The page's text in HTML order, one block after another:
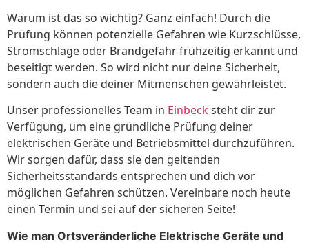
Warum ist das so wichtig? Ganz einfach! Durch die
Prüfung können potenzielle Gefahren wie Kurzschlüsse,
Stromschläge oder Brandgefahr frühzeitig erkannt und
beseitigt werden. So wird nicht nur deine Sicherheit,
sondern auch die deiner Mitmenschen gewährleistet.
Unser professionelles Team in Einbecksteht dir zur
Verfügung, um eine gründliche Prüfung deiner
elektrischen Geräte und Betriebsmittel durchzuführen.
Wir sorgen dafür, dass sie den geltenden
Sicherheitsstandards entsprechen und dich vor
möglichen Gefahren schützen. Vereinbare noch heute
einen Termin und sei auf der sicheren Seite!
Wie man Ortsveränderliche Elektrische Geräte und